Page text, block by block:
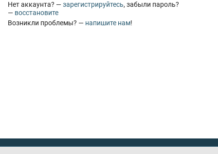
Нет аккаунта? —зарегистрируйтесь, забыли пароль?
— восстановите
Возникли проблемы? — напишите нам!